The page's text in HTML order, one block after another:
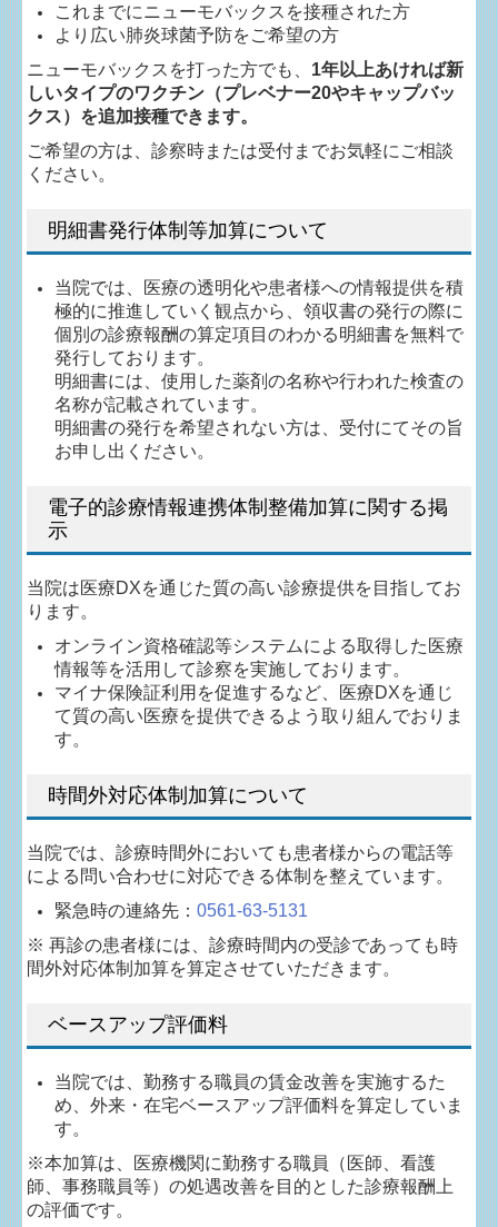
これまでにニューモバックスを接種された方
より広い肺炎球菌予防をご希望の方
ニューモバックスを打った方でも、 1年以上あければ新
しいタイプのワクチン（プレベナー20やキャップバッ
クス）を追加接種できます。
ご希望の方は、診察時または受付までお気軽にご相談
ください。
明細書発行体制等加算について
当院では、医療の透明化や患者様への情報提供を積
極的に推進していく観点から、領収書の発行の際に
個別の診療報酬の算定項目のわかる明細書を無料で
発行しております。
明細書には、使用した薬剤の名称や行われた検査の
名称が記載されています。
明細書の発行を希望されない方は、受付にてその旨
お申し出ください。
電子的診療情報連携体制整備加算に関する掲
示
当院は医療DXを通じた質の高い診療提供を目指してお
ります。
オンライン資格確認等システムによる取得した医療
情報等を活用して診察を実施しております。
マイナ保険証利用を促進するなど、医療DXを通じ
て質の高い医療を提供できるよう取り組んでおりま
す。
時間外対応体制加算について
当院では、診療時間外においても患者様からの電話等
による問い合わせに対応できる体制を整えています。
緊急時の連絡先：0561-63-5131
※ 再診の患者様には、診療時間内の受診であっても時
間外対応体制加算を算定させていただきます。
ベースアップ評価料
当院では、勤務する職員の賃金改善を実施するた
め、外来・在宅ベースアップ評価料を算定していま
す。
※本加算は、医療機関に勤務する職員（医師、看護
師、事務職員等）の処遇改善を目的とした診療報酬上
の評価です。